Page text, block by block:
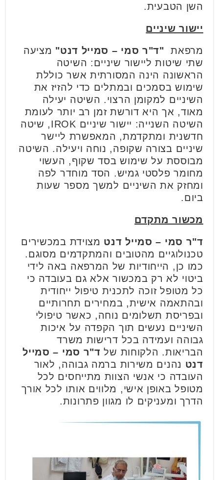
השן הטבעית.
יישור שיניים
מרפאת "ד"ר סמי – סמייל דנט" מציעה
שתי שיטות ליישור שיניים: השיטה
הראשונה הינה המסורתית אשר כוללת
שימוש בסמכים ובמתלים כדי להזיז את
השיניים למקומן הרצוי. השיטה יעילה
מאוד, אך היא דורשת זמן רב יותר לעומת
השיטה השנייה: יישור שיניים IROK, שיטה
חדשנית ומתקדמת, המאפשרת ליישר
שיניים בצורה שקופה, נוחה ויעילה. השיטה
מבוססת על שימוש בסד שקוף, העשוי
מחומר פלסטי גמיש. הסד מוחדר לפה
ומחזק את השיניים למשך מספר שעות
ביום.
מכשור מתקדם
ד"ר סמי – סמייל דנט מצוידת במכשירים
טכנולוגיים מהטובים והמתקדמים מסוגם.
כמו כן, הייחודיות של המרפאה באה לידי
ביטוי לא רק במכשור אלא גם בעובדה כי
כל מטופל זוכה לתכנית טיפול ייחודית
ובהתאמה אישית, במחירים תחרותיים
ובפריסת תשלומים נוחה, כאשר טיפולי
השיניים נעשים תוך הקפדה על איכות
גבוהה ועמידה בכל דרישות משרד
הבריאות. הלקוחות של ד"ר סמי – סמייל
דנט נהנים משירות ברמה גבוהה, לאור
העובדה כי אנשי הצוות מתייחסים לכל
מטופל באופן אישי, מלווים אותו לכל אורך
הדרך ומעניקים לו מגוון פתרונות.